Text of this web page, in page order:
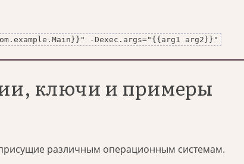
-Dexec.args="{{arg1 arg2}}"
ключи и примеры
различным операционным системам.